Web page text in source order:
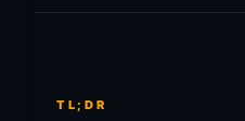
TL;DR